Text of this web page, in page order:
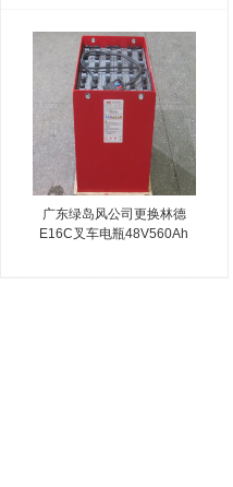
广东绿岛风公司更换林德
E16C叉车电瓶48V560Ah